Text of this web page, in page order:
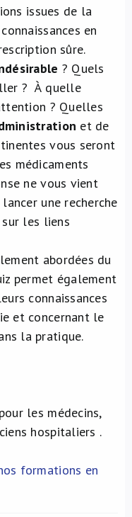
issues de la
en
sûre.
? Quels
? À quelle
? Quelles
et de
vous seront
médicaments
ne vous vient
une recherche
les liens
abordées du
permet également
connaissances
et concernant le
la pratique.
les médecins,
hospitaliers .
formations en